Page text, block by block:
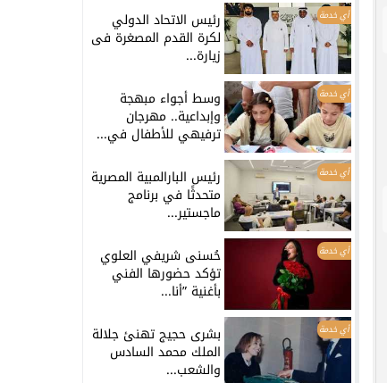
أي خدمة رئيس الاتحاد الدولي
لكرة القدم المصغرة فى
زيارة...
أي خدمة وسط أجواء مبهجة
وإبداعية.. مهرجان
ترفيهي للأطفال في...
أي خدمة رئيس البارالمبية المصرية
متحدثًا في برنامج
ماجستير...
أي خدمة حُسنى شريفي العلوي
تؤكد حضورها الفني
بأغنية ”أنا...
أي خدمة بشرى حجيج تهنئ جلالة
الملك محمد السادس
والشعب...